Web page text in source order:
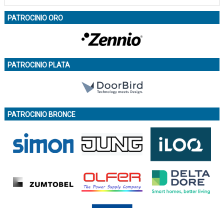
PATROCINIO ORO
PATROCINIO PLATA
PATROCINIO BRONCE